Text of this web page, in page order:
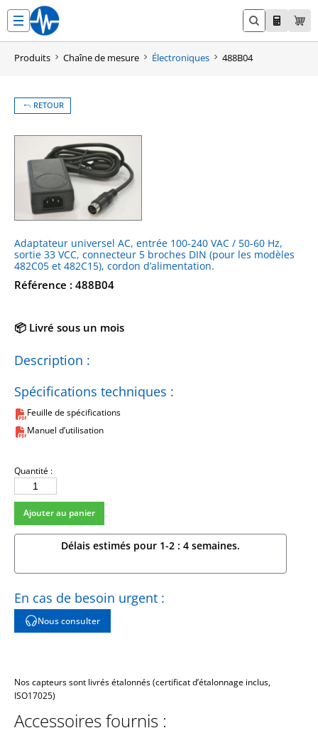
contenu
Produits Chaîne de mesure Électroniques 488B04
RETOUR
Adaptateur universel AC, entrée 100-240 VAC / 50-60 Hz,
sortie 33 VCC, connecteur 5 broches DIN (pour les modèles
482C05 et 482C15), cordon d’alimentation.
Référence : 488B04
📦 Livré sous un mois
Spécifications techniques :
Feuille de spécifications
Manuel d’utilisation
Description :
Quantité :
quantité
de
488B04
Ajouter au panier
Délais estimés pour 1-2 : 4 semaines.
En cas de besoin urgent :
Nous consulter
Nos capteurs sont livrés étalonnés (certificat d’étalonnage inclus,
ISO17025)
Accessoires fournis :